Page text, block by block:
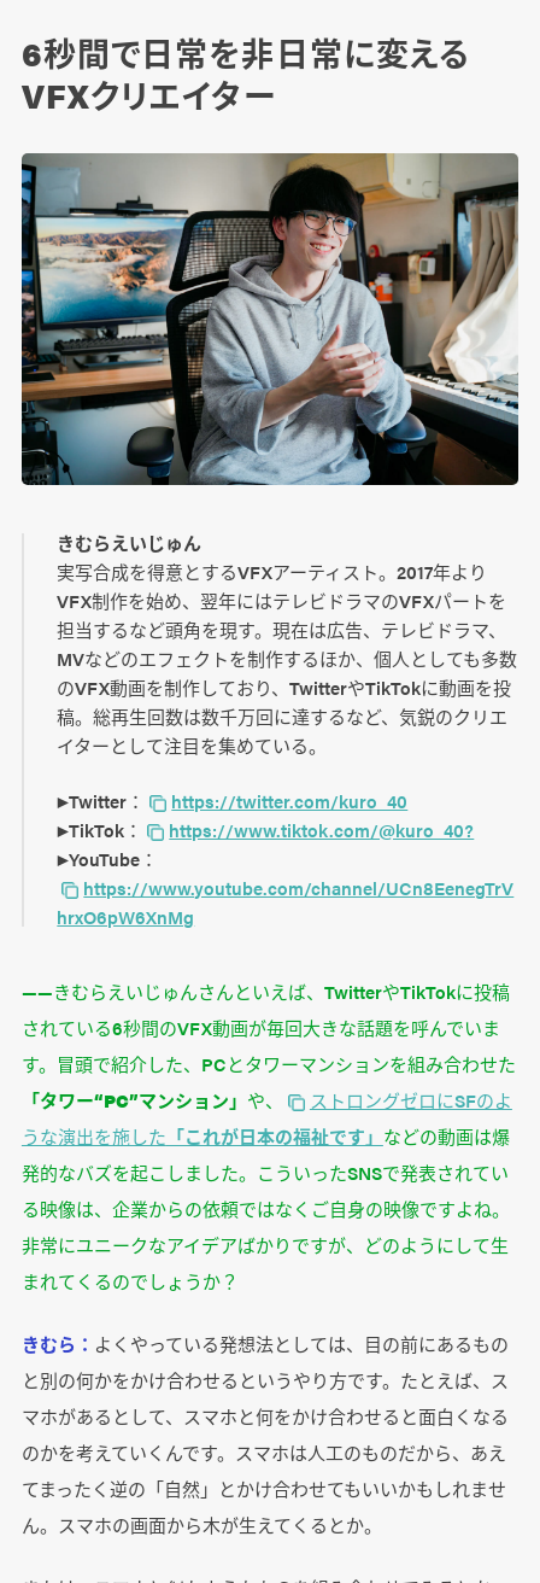
6秒間で日常を非日常に変える
VFXクリエイター
きむらえいじゅん
実写合成を得意とするVFXアーティスト。2017年より
VFX制作を始め、翌年にはテレビドラマのVFXパートを
担当するなど頭角を現す。現在は広告、テレビドラマ、
MVなどのエフェクトを制作するほか、個人としても多数
のVFX動画を制作しており、TwitterやTikTokに動画を投
稿。総再生回数は数千万回に達するなど、気鋭のクリエ
イターとして注目を集めている。
▶︎Twitter：
https://twitter.com/kuro_40
▶︎TikTok：
https://www.tiktok.com/@kuro_40?
▶︎YouTube：
https://www.youtube.com/channel/UCn8EenegTrV
hrxO6pW6XnMg
――きむらえいじゅんさんといえば、TwitterやTikTokに投稿
されている6秒間のVFX動画が毎回大きな話題を呼んでいま
す。冒頭で紹介した、PCとタワーマンションを組み合わせた
「タワー“PC”マンション」 や、
ストロングゼロにSFのよ
うな演出を施した 「これが日本の福祉です」 などの動画は爆
発的なバズを起こしました。こういったSNSで発表されてい
る映像は、企業からの依頼ではなくご自身の映像ですよね。
非常にユニークなアイデアばかりですが、どのようにして生
まれてくるのでしょうか？
きむら： よくやっている発想法としては、目の前にあるもの
と別の何かをかけ合わせるというやり方です。たとえば、ス
マホがあるとして、スマホと何をかけ合わせると面白くなる
のかを考えていくんです。スマホは人工のものだから、あえ
てまったく逆の「自然」とかけ合わせてもいいかもしれませ
ん。スマホの画面から木が生えてくるとか。